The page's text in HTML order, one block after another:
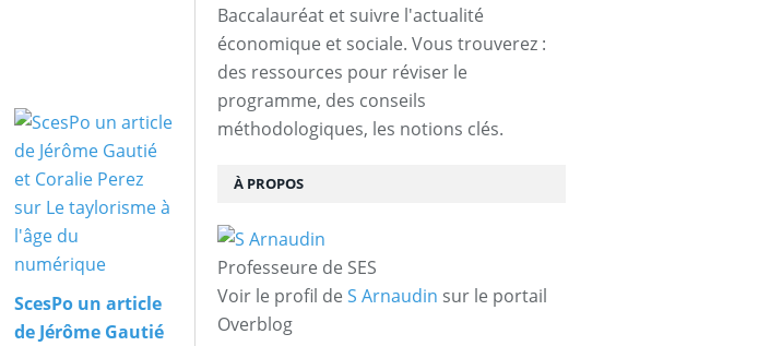
ScesPo un article
de Jérôme Gautié
Baccalauréat et suivre l'actualité
économique et sociale. Vous trouverez :
des ressources pour réviser le
programme, des conseils
méthodologiques, les notions clés.
À PROPOS
Professeure de SES
Voir le profil de S Arnaudin sur le portail
Overblog